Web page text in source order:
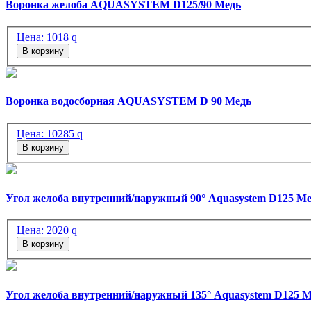
Воронка желоба AQUASYSTEM D125/90 Медь
Цена: 1018 q
В корзину
Воронка водосборная AQUASYSTEM D 90 Медь
Цена: 10285 q
В корзину
Угол желоба внутренний/наружный 90° Aquasystem D125
Цена: 2020 q
В корзину
Угол желоба внутренний/наружный 135° Aquasystem D125